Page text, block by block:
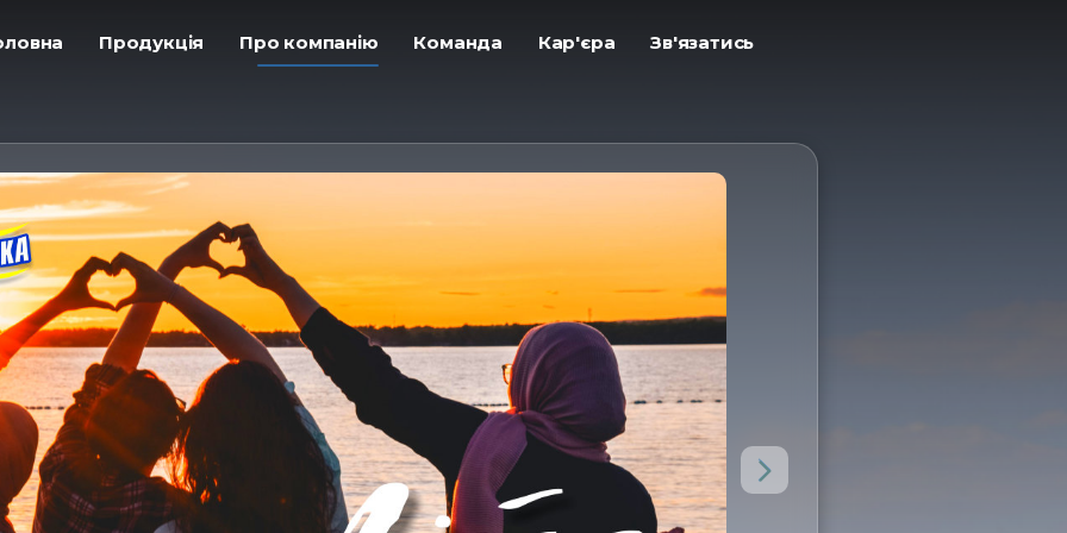
ㅤПродукція ㅤПро компанію ㅤКоманда ㅤКар'єра ㅤЗв'язатись